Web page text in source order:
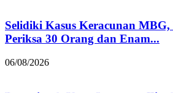
Selidiki Kasus Keracunan
Periksa 30 Orang dan Enam...
06/08/2026